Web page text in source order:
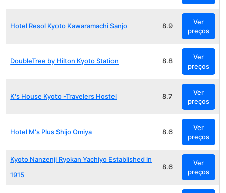
Hotel Resol Kyoto Kawaramachi Sanjo 8.9
Ver
preços
DoubleTree by Hilton Kyoto Station 8.8
Ver
preços
K's House Kyoto -Travelers Hostel 8.7
Ver
preços
Hotel M's Plus Shijo Omiya 8.6
Ver
preços
Kyoto Nanzenji Ryokan Yachiyo Established in
1915
8.6
Ver
preços